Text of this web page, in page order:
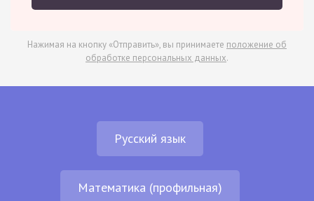
Нажимая на кнопку «Отправить», вы принимаете положение об
обработке персональных данных.
Русский язык
Математика (профильная)